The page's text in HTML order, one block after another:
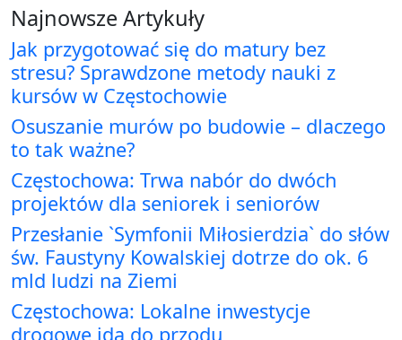
Najnowsze Artykuły
Jak przygotować się do matury bez
stresu? Sprawdzone metody nauki z
kursów w Częstochowie
Osuszanie murów po budowie – dlaczego
to tak ważne?
Częstochowa: Trwa nabór do dwóch
projektów dla seniorek i seniorów
Przesłanie `Symfonii Miłosierdzia` do słów
św. Faustyny Kowalskiej dotrze do ok. 6
mld ludzi na Ziemi
Częstochowa: Lokalne inwestycje
drogowe idą do przodu